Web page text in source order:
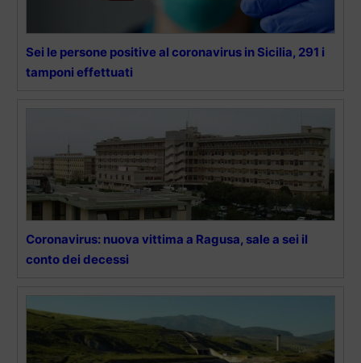
Sei le persone positive al coronavirus in Sicilia, 291 i
tamponi effettuati
Coronavirus: nuova vittima a Ragusa, sale a sei il
conto dei decessi